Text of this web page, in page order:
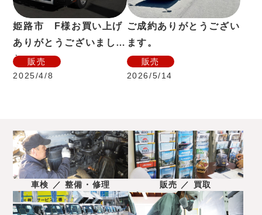
姫路市 F様お買い上げ
ありがとうございまし
た。販売
2025/4/8
ご成約ありがとうござい
ます。
販売
2026/5/14
車検 ／ 整備・修理 販売 ／ 買取